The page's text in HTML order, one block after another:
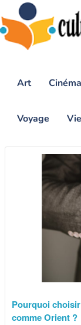
Art Cinéma
Voyage
Pourquoi
comme Orient ?